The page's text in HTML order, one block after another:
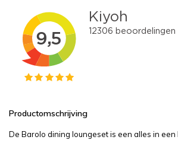
Productomschrijving
De Barolo dining loungeset is een alles in een